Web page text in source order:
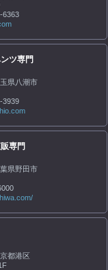
6363
ツ専門
県八潮市
3939
専門
県野田市
都港区